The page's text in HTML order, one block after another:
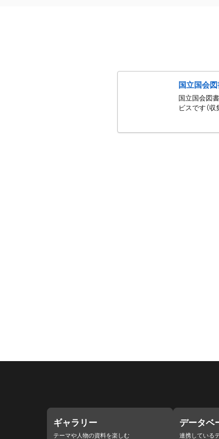
国立国会
国立国会図
ビスです（
ギャラリー
テーマや人物の資料を楽しむ
データベ
連携している